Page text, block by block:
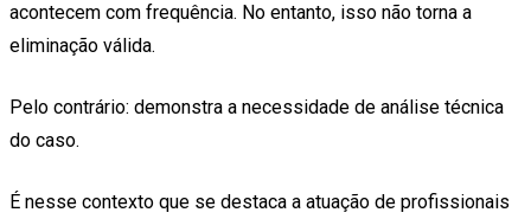
acontecem com frequência. No entanto, isso não torna a
eliminação válida.
Pelo contrário: demonstra a necessidade de análise técnica
do caso.
É nesse contexto que se destaca a atuação de profissionais